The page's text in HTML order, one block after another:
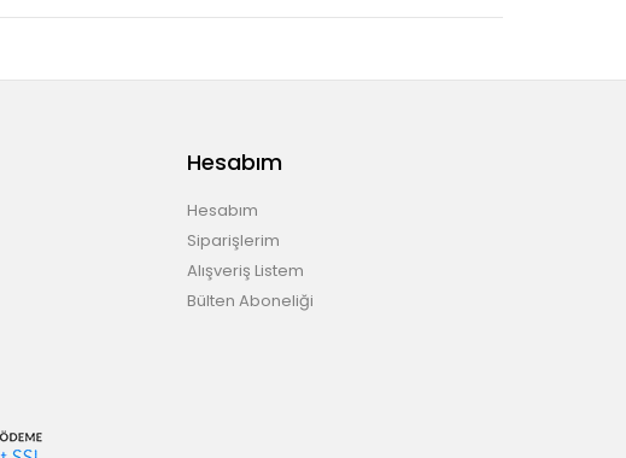
Hesabım
Hesabım
Siparişlerim
Alışveriş Listem
Bülten Aboneliği